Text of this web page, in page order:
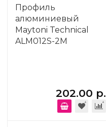
Профиль
алюминиевый
Maytoni Technical
ALM012S-2M
202.00 р.